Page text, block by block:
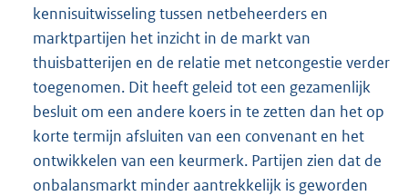
kennisuitwisseling tussen netbeheerders en
marktpartijen het inzicht in de markt van
thuisbatterijen en de relatie met netcongestie verder
toegenomen. Dit heeft geleid tot een gezamenlijk
besluit om een andere koers in te zetten dan het op
korte termijn afsluiten van een convenant en het
ontwikkelen van een keurmerk. Partijen zien dat de
onbalansmarkt minder aantrekkelijk is geworden